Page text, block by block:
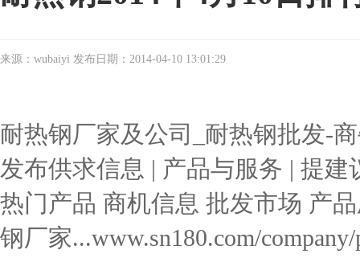
来源：wubaiyi 发布日期：2014-04-10 13:01:29
耐热钢厂家及公司_耐热钢批发-
发布供求信息 | 产品与服务 | 提
热门产品 商机信息 批发市场 产
钢厂家...www.sn180.com/